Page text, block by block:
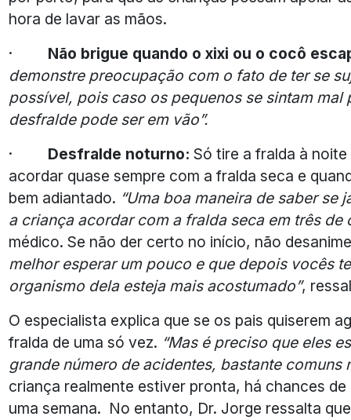
hora de lavar as mãos.
· Não brigue quando o xixi ou o cocô
demonstre preocupação com o fato de ter se
possível, pois caso os pequenos se sintam
desfralde pode ser em vão”.
· Desfralde noturno: Só tire a fralda à
acordar quase sempre com a fralda seca e
bem adiantado. “Uma boa maneira de saber se
a criança acordar com a fralda seca em três de
médico. Se não der certo no início, não
melhor esperar um pouco e que depois vocês
organismo dela esteja mais acostumado”,
O especialista explica que se os pais quiserem
fralda de uma só vez. “Mas é preciso que eles
grande número de acidentes, bastante comuns
criança realmente estiver pronta, há chances
uma semana. No entanto, Dr. Jorge ressalta